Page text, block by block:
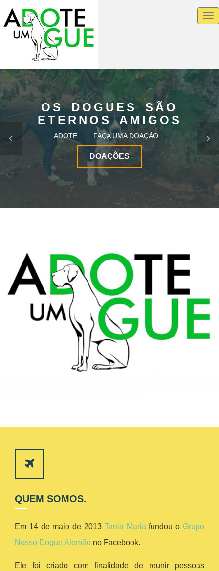
OS DOGUES SÃO
ETERNOS AMIGOS
ADOTE FAÇA UMA DOAÇÃO
DOAÇÕES
 
QUEM SOMOS.
Em 14 de maio de 2013 Tania Maria fundou o Grupo
Nosso Dogue Alemão no Facebook.
Ele foi criado com finalidade de reunir pessoas